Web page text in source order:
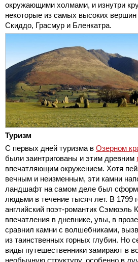
окружающими холмами, и изнутри
некоторые из самых высоких
Скиддо, Грасмур и Бленкатра.
Туризм
С первых дней туризма в Озерном
были заинтригованы и этим древним
впечатляющим окружением. Хотя
вечным и неизменным, эти камни
ландшафт на самом деле был
людьми в течение тысяч лет. В 1799
английский поэт-романтик Сэмюэль
впечатления в дневнике, увы, в
сравнил камни с волшебниками,
из таинственных горных глубин. Но
виды путешественники замирают в
необычную структуру, особенно в